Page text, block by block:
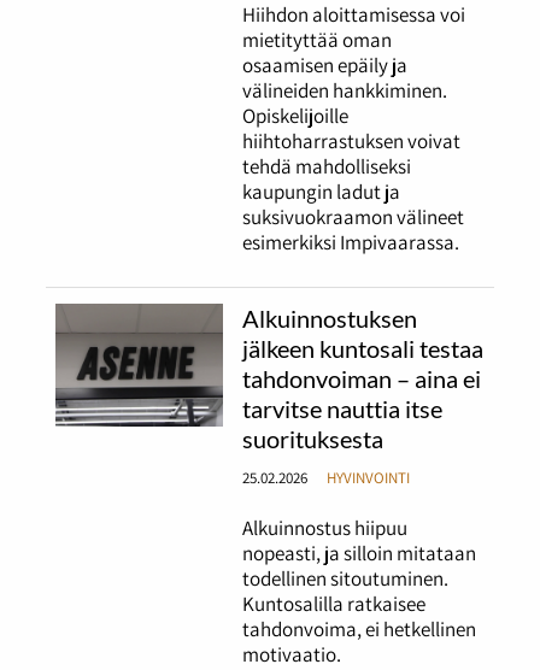
Hiihdon aloittamisessa voi
mietityttää oman
osaamisen epäily ja
välineiden hankkiminen.
Opiskelijoille
hiihtoharrastuksen voivat
tehdä mahdolliseksi
kaupungin ladut ja
suksivuokraamon välineet
esimerkiksi Impivaarassa.
Alkuinnostuksen
jälkeen kuntosali testaa
tahdonvoiman – aina ei
tarvitse nauttia itse
suorituksesta
25.02.2026 HYVINVOINTI
Alkuinnostus hiipuu
nopeasti, ja silloin mitataan
todellinen sitoutuminen.
Kuntosalilla ratkaisee
tahdonvoima, ei hetkellinen
motivaatio.